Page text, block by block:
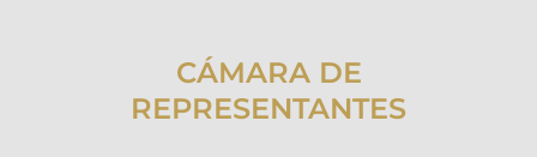
CÁMARA DE
REPRESENTANTES